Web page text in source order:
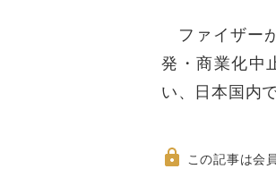
ファイザー
発・商業化中
い、日本国内
この記事は会